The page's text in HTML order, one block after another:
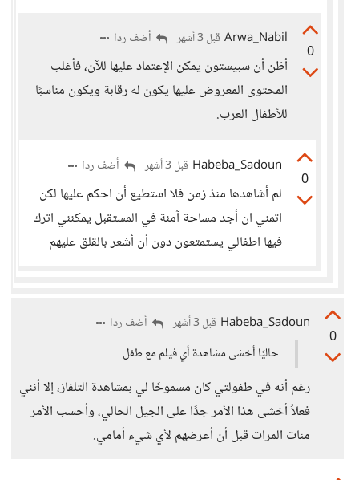
0
Arwa_Nabil قبل 3 أشهر أضف ردا
أظن أن سبيستون يمكن الإعتماد عليها للآن، فأغلب
المحتوى المعروض عليها يكون له رقابة ويكون مناسبًا
للأطفال العرب.
0
Habeba_Sadoun قبل 3 أشهر أضف ردا
لم أشاهدها منذ زمن فلا استطيع أن احكم عليها لكن
اتمني ان أجد مساحة آمنة في المستقبل يمكنني اترك
فيها اطفالي يستمتعون دون أن أشعر بالقلق عليهم
0
Habeba_Sadoun قبل 3 أشهر
أضف ردا
حاليًا أخشى مشاهدة أي فيلم مع طفل
رغم أنه في طفولتي كان مسموحًا لي بمشاهدة التلفاز، إلا أنني
فعلاً أخشى هذا الأمر جدًا على الجيل الحالي، وأحسب الأمر
مئات المرات قبل أن أعرضهم لأي شيء أمامي.